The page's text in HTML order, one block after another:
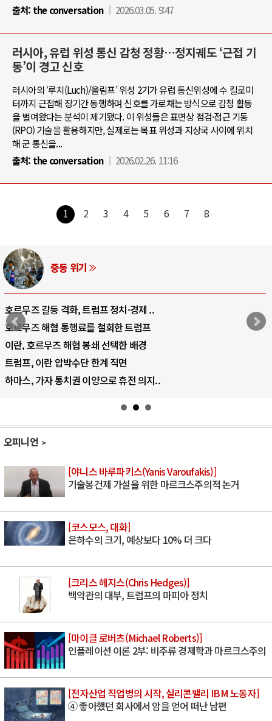
출처: the conversation 2026.03.05. 9:47
러시아, 유럽 위성 통신 감청 정황…정지궤도 ‘근접 기
동’이 경고 신호
러시아의 ‘루치(Luch)/올림프’ 위성 2기가 유럽 통신위성에 수 킬로미
터까지 근접해 장기간 동행하며 신호를 가로채는 방식으로 감청 활동
을 벌여왔다는 분석이 제기됐다. 이 위성들은 표면상 점검·접근 기동
(RPO) 기술을 활용하지만, 실제로는 목표 위성과 지상국 사이에 위치
해 군 통신을...
출처: the conversation 2026.02.26. 11:16
1 2 3 4 5 6 7 8
중동 위기
호르무즈 갈등 격화, 트럼프 정치·경제 ..
호르무즈 해협 통행료를 철회한 트럼프
이란, 호르무즈 해협 봉쇄 선택한 배경
트럼프, 이란 압박수단 한계 직면
하마스, 가자 통치권 이양으로 휴전 의지..
오피니언
[야니스 바루파키스(Yanis Varoufakis)]
기술봉건제 가설을 위한 마르크스주의적 논거
[코스모스, 대화]
은하수의 크기, 예상보다 10% 더 크다
[크리스 헤지스(Chris Hedges)]
백악관의 대부, 트럼프의 마피아 정치
[마이클 로버츠(Michael Roberts)]
인플레이션 이론 2부: 비주류 경제학과 마르크스주의
[전자산업 직업병의 시작, 실리콘밸리 IBM 노동자]
④ 좋아했던 회사에서 암을 얻어 떠난 남편